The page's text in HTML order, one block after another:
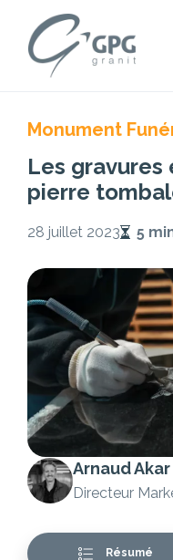
Monument
Les gravures
pierre
28 juillet 2023 5
Arnaud Akar
Directeur
Résumé